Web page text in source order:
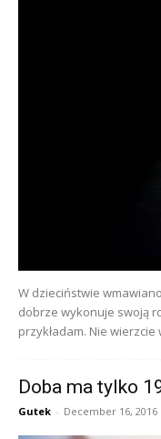
W dzieciństwie
dobrze wykonuje swoją
przykładam. Nie wierzcie
Doba ma tylko
Gutek - December 16, 2016